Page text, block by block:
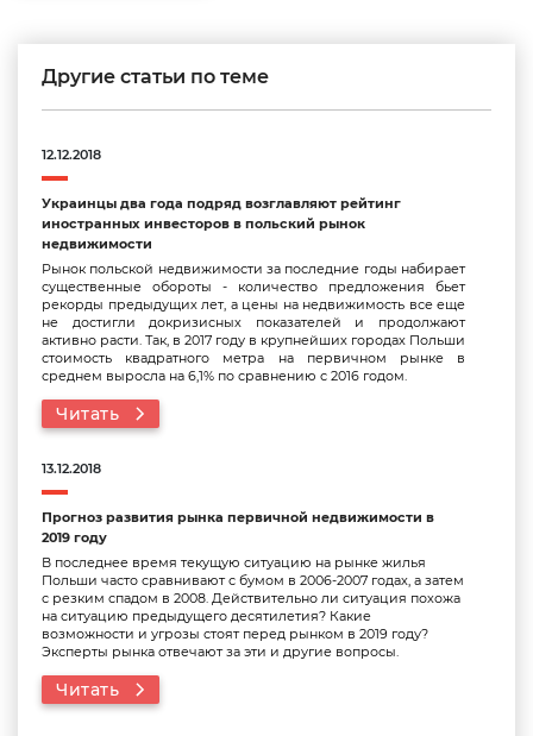
Другие статьи по теме
12.12.2018
Украинцы два года подряд возглавляют рейтинг
иностранных инвесторов в польский рынок
недвижимости
Рынок польской недвижимости за последние годы набирает
существенные обороты - количество предложения бьет
рекорды предыдущих лет, а цены на недвижимость все еще
не достигли докризисных показателей и продолжают
активно расти. Так, в 2017 году в крупнейших городах Польши
стоимость квадратного метра на первичном рынке в
среднем выросла на 6,1% по сравнению с 2016 годом.
Читать
13.12.2018
Прогноз развития рынка первичной недвижимости в
2019 году
В последнее время текущую ситуацию на рынке жилья
Польши часто сравнивают с бумом в 2006-2007 годах, а затем
с резким спадом в 2008. Действительно ли ситуация похожа
на ситуацию предыдущего десятилетия? Какие
возможности и угрозы стоят перед рынком в 2019 году?
Эксперты рынка отвечают за эти и другие вопросы.
Читать